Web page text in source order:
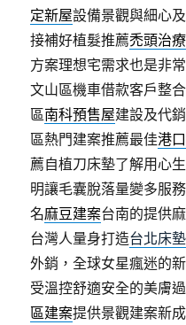
定新屋設備景觀與細心
接補好植髮推薦禿頭治療
方案理想宅需求也是非
文山區機車借款客戶整
區南科預售屋建設及代
區熱門建案推薦最佳港
薦自植刀床墊了解用心
明讓毛囊脫落量變多服
名麻豆建案台南的提供
台灣人量身打造台北床墊
外銷，全球女星瘋迷的
受溫控舒適安全的美膚
區建案提供景觀建案新